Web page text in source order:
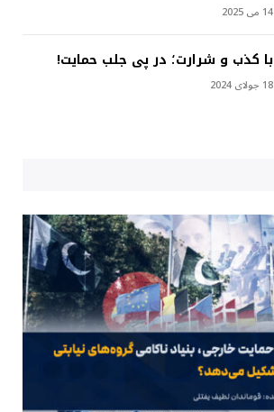
14 می 2025
با کذب و شرارت؛ در پی جلب حمایت!
18 جولای 2024